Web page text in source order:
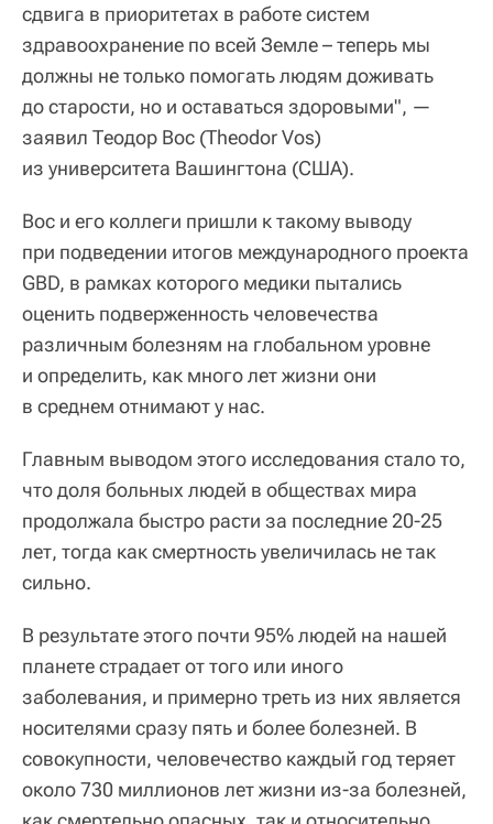
сдвига в приоритетах в работе систем
здравоохранение по всей Земле – теперь мы
должны не только помогать людям доживать
до старости, но и оставаться здоровыми", —
заявил Теодор Вос (Theodor Vos)
из университета Вашингтона (США).
Вос и его коллеги пришли к такому выводу
при подведении итогов международного проекта
GBD, в рамках которого медики пытались
оценить подверженность человечества
различным болезням на глобальном уровне
и определить, как много лет жизни они
в среднем отнимают у нас.
Главным выводом этого исследования стало то,
что доля больных людей в обществах мира
продолжала быстро расти за последние 20-25
лет, тогда как смертность увеличилась не так
сильно.
В результате этого почти 95% людей на нашей
планете страдает от того или иного
заболевания, и примерно треть из них является
носителями сразу пять и более болезней. В
совокупности, человечество каждый год теряет
около 730 миллионов лет жизни из-за болезней,